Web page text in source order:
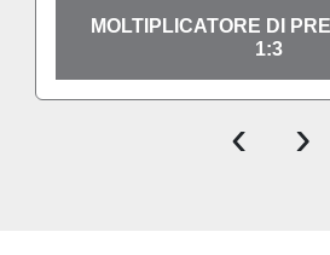
MOLTIPLICATORE DI
1:3
‹ ›